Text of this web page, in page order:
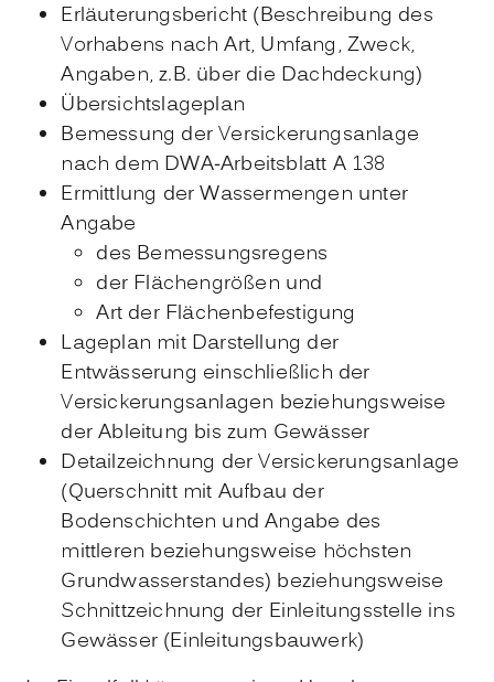
Erläuterungsbericht (Beschreibung des
Vorhabens nach Art, Umfang, Zweck,
Angaben, z.B. über die Dachdeckung)
Übersichtslageplan
Bemessung der Versickerungsanlage
nach dem DWA-Arbeitsblatt A 138
Ermittlung der Wassermengen unter
Angabe
des Bemessungsregens
der Flächengrößen und
Art der Flächenbefestigung
Lageplan mit Darstellung der
Entwässerung einschließlich der
Versickerungsanlagen beziehungsweise
der Ableitung bis zum Gewässer
Detailzeichnung der Versickerungsanlage
(Querschnitt mit Aufbau der
Bodenschichten und Angabe des
mittleren beziehungsweise höchsten
Grundwasserstandes) beziehungsweise
Schnittzeichnung der Einleitungsstelle ins
Gewässer (Einleitungsbauwerk)